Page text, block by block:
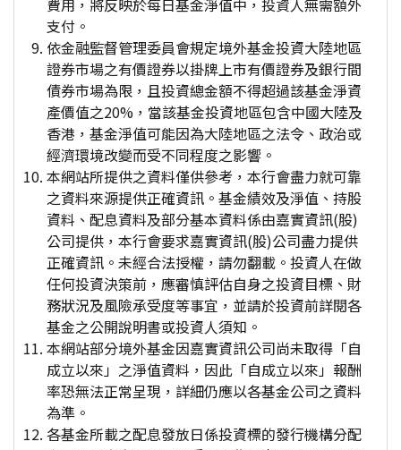
費用，將反映於每日基金淨值中，投資人無需額外
支付。
依金融監督管理委員會規定境外基金投資大陸地區
證券市場之有價證券以掛牌上市有價證券及銀行間
債券市場為限，且投資總金額不得超過該基金淨資
產價值之20%，當該基金投資地區包含中國大陸及
香港，基金淨值可能因為大陸地區之法令、政治或
經濟環境改變而受不同程度之影響。
本網站所提供之資料僅供參考，本行會盡力就可靠
之資料來源提供正確資訊。基金績效及淨值、持股
資料、配息資料及部分基本資料係由嘉實資訊(股)
公司提供，本行會要求嘉實資訊(股)公司盡力提供
正確資訊。未經合法授權，請勿翻載。投資人在做
任何投資決策前，應審慎評估自身之投資目標、財
務狀況及風險承受度等事宜，並請於投資前詳閱各
基金之公開說明書或投資人須知。
本網站部分境外基金因嘉實資訊公司尚未取得「自
成立以來」之淨值資料，因此「自成立以來」報酬
率恐無法正常呈現，詳細仍應以各基金公司之資料
為準。
各基金所載之配息發放日係投資標的發行機構分配